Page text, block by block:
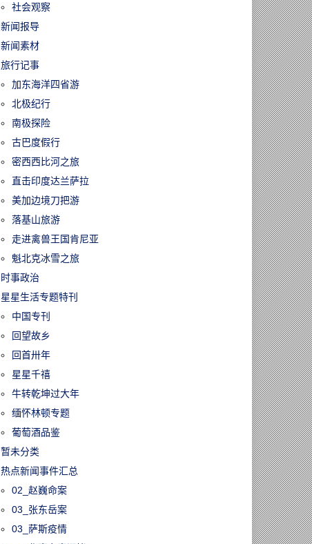
社会观察
新闻报导
新闻素材
旅行记事
加东海洋四省游
北极纪行
南极探险
古巴度假行
密西西比河之旅
直击印度达兰萨拉
美加边境刀把游
落基山旅游
走进禽兽王国肯尼亚
魁北克冰雪之旅
时事政治
星星生活专题特刊
中国专刊
回望故乡
回首卅年
星星千禧
牛转乾坤过大年
缅怀林顿专题
葡萄酒品鉴
暂未分类
热点新闻事件汇总
02_赵巍命案
03_张东岳案
03_萨斯疫情